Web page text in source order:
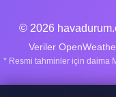
© 2026
Veriler
* Resmi tahminler için daima